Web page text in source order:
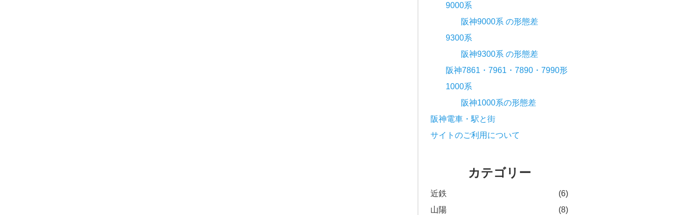
9000系
阪神9000系 の形態差
9300系
阪神9300系 の形態差
阪神7861・7961・7890・7990形
1000系
阪神1000系の形態差
阪神電車・駅と街
サイトのご利用について
カテゴリー
近鉄
(6)
山陽
(8)